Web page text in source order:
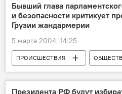
Бывший глава
и безопасности критикует
Грузии жандармерии
5 марта 2004, 14:25
ПРОИСШЕСТВИЯ
Президента РФ будут